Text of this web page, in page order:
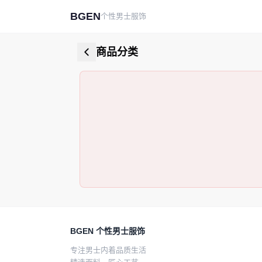
BGEN个性男士服饰
商品分类
BGEN 个性男士服饰
专注男士内着品质生活